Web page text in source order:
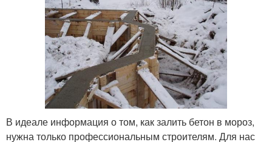
В идеале информация о том, как залить бетон в мороз,
нужна только профессиональным строителям. Для нас